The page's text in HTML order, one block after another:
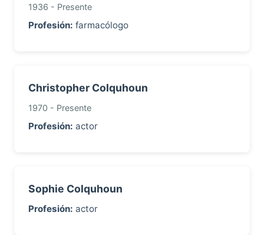
1936 - Presente
Profesión: farmacólogo
Christopher Colquhoun
1970 - Presente
Profesión: actor
Sophie Colquhoun
Profesión: actor